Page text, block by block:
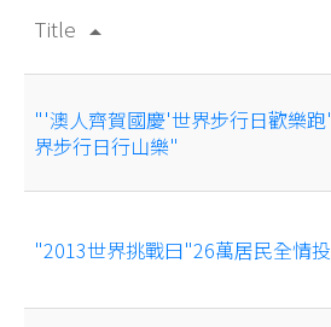
Title arrow_drop_up
"'澳人齊賀國慶'世界步行日歡樂
界步行日行山樂"
"2013世界挑戰曰"26萬居民全情